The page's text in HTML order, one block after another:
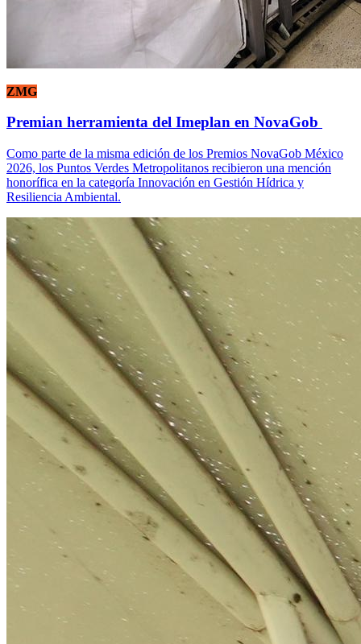
ZMG
Premian herramienta del Imeplan en NovaGob
Como parte de la misma edición de los Premios NovaGob México
2026, los Puntos Verdes Metropolitanos recibieron una mención
honorífica en la categoría Innovación en Gestión Hídrica y
Resiliencia Ambiental.